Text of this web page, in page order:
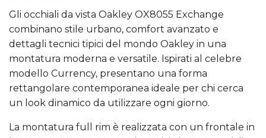
Gli occhiali da vista Oakley OX8055 Exchange
combinano stile urbano, comfort avanzato e
dettagli tecnici tipici del mondo Oakley in una
montatura moderna e versatile. Ispirati al celebre
modello Currency, presentano una forma
rettangolare contemporanea ideale per chi cerca
un look dinamico da utilizzare ogni giorno.
La montatura full rim è realizzata con un frontale in